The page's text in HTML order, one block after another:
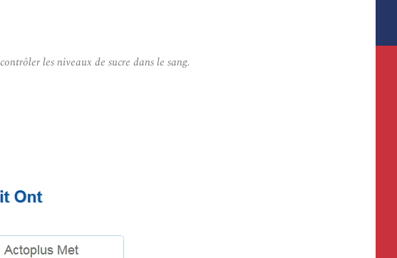
les niveaux de sucre dans le sang.